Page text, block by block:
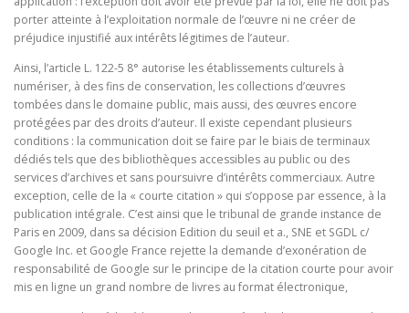
porter atteinte à l’exploitation normale de l’œuvre ni ne créer de
préjudice injustifié aux intérêts légitimes de l’auteur.
Ainsi, l’article L. 122-5 8° autorise les établissements culturels à
numériser, à des fins de conservation, les collections d’œuvres
tombées dans le domaine public, mais aussi, des œuvres encore
protégées par des droits d’auteur. Il existe cependant plusieurs
conditions : la communication doit se faire par le biais de terminaux
dédiés tels que des bibliothèques accessibles au public ou des
services d’archives et sans poursuivre d’intérêts commerciaux. Autre
exception, celle de la « courte citation » qui s’oppose par essence, à la
publication intégrale. C’est ainsi que le tribunal de grande instance de
Paris en 2009, dans sa décision Edition du seuil et a., SNE et SGDL c/
Google Inc. et Google France rejette la demande d’exonération de
responsabilité de Google sur le principe de la citation courte pour avoir
mis en ligne un grand nombre de livres au format électronique,